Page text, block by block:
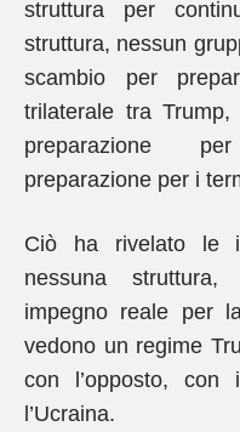
struttura per
struttura, nessun
scambio per
trilaterale tra
preparazione
preparazione per i
Ciò ha rivelato le
nessuna
impegno reale per
vedono un regime
con l’opposto,
l’Ucraina.